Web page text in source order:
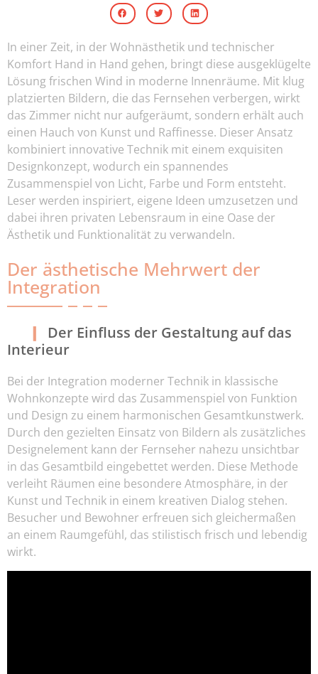
In einer Zeit, in der Wohnästhetik und technischer
Komfort Hand in Hand gehen, bringt diese ausgeklügelte
Lösung frischen Wind in moderne Innenräume. Mit klug
platzierten Bildern, die das Fernsehen verbergen, wirkt
das Zimmer nicht nur aufgeräumt, sondern erhält auch
einen Hauch von Kunst und Raffinesse. Dieser Ansatz
kombiniert innovative Technik mit einem exquisiten
Designkonzept, wodurch ein spannendes
Zusammenspiel von Licht, Farbe und Form entsteht.
Leser werden inspiriert, eigene Ideen umzusetzen und
dabei ihren privaten Lebensraum in eine Oase der
Ästhetik und Funktionalität zu verwandeln.
Der ästhetische Mehrwert der
Integration
Der Einfluss der Gestaltung auf das
Interieur
Bei der Integration moderner Technik in klassische
Wohnkonzepte wird das Zusammenspiel von Funktion
und Design zu einem harmonischen Gesamtkunstwerk.
Durch den gezielten Einsatz von Bildern als zusätzliches
Designelement kann der Fernseher nahezu unsichtbar
in das Gesamtbild eingebettet werden. Diese Methode
verleiht Räumen eine besondere Atmosphäre, in der
Kunst und Technik in einem kreativen Dialog stehen.
Besucher und Bewohner erfreuen sich gleichermaßen
an einem Raumgefühl, das stilistisch frisch und lebendig
wirkt.